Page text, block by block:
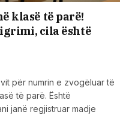
klasë të parë!
cila është
për numrin e zvogëluar të
të parë. Është
janë regjistruar madje